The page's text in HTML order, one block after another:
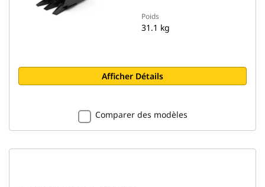
Poids
31.1 kg
Afficher Détails
Comparer des modèles